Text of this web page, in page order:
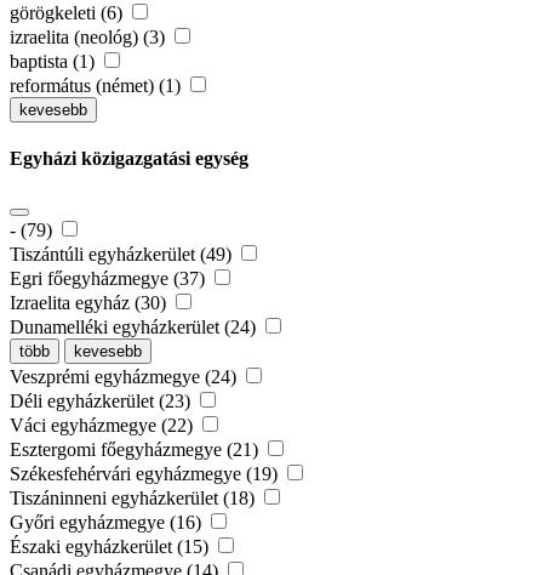
görögkeleti (6)
izraelita (neológ) (3)
baptista (1)
református (német) (1)
kevesebb
Egyházi közigazgatási egység
- (79)
Tiszántúli egyházkerület (49)
Egri főegyházmegye (37)
Izraelita egyház (30)
Dunamelléki egyházkerület (24)
több kevesebb
Veszprémi egyházmegye (24)
Déli egyházkerület (23)
Váci egyházmegye (22)
Esztergomi főegyházmegye (21)
Székesfehérvári egyházmegye (19)
Tiszáninneni egyházkerület (18)
Győri egyházmegye (16)
Északi egyházkerület (15)
Csanádi egyházmegye (14)